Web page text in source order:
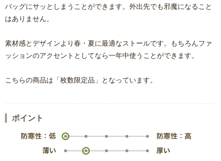
ポイント
バッグにサッとしまうことができます。外出先でも邪魔になること
はありません。
素材感とデザインより春・夏に最適なストールです。もちろんファ
ッションのアクセントとしてなら一年中使うことができます。
こちらの商品は「枚数限定品」となっています。